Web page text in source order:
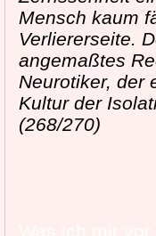
Mensch kaum
Verliererseite.
angemaßtes
Neurotiker, der
Kultur der
(268/270)